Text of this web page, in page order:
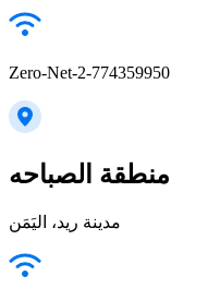
Zero-Net-2-774359950
منطقة الصباحه
مدينة ريد، اليَمَن